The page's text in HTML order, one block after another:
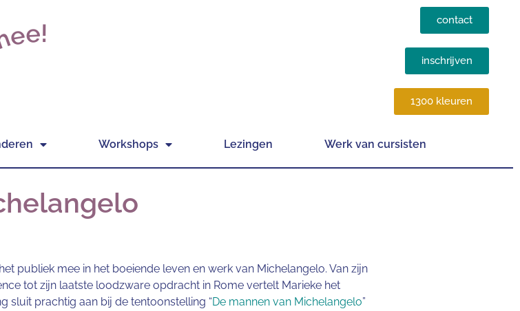
contact
inschrijven
1300 kleuren
Workshops Lezingen Werk van cursisten
publiek mee in het boeiende leven en werk van Michelangelo. Van zijn
tot zijn laatste loodzware opdracht in Rome vertelt Marieke het
sluit prachtig aan bij de tentoonstelling “De mannen van Michelangelo”